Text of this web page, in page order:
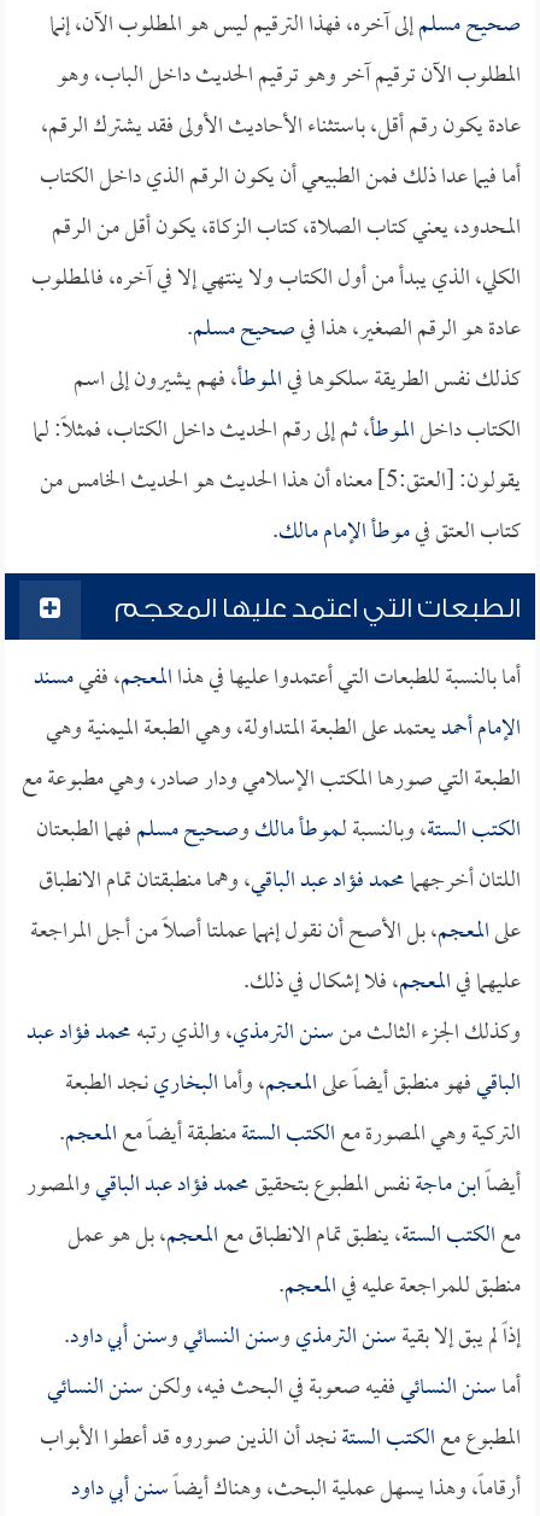
صحيح مسلمإلى آخره، فهذا الترقيم ليس هو المطلوب الآن، إنما
المطلوب الآن ترقيم آخر وهو ترقيم الحديث داخل الباب، وهو
عادة يكون رقم أقل، باستثناء الأحاديث الأولى فقد يشترك الرقم،
أما فيما عدا ذلك فمن الطبيعي أن يكون الرقم الذي داخل الكتاب
المحدود، يعني كتاب الصلاة، كتاب الزكاة، يكون أقل من الرقم
الكلي، الذي يبدأ من أول الكتاب ولا ينتهي إلا في آخره، فالمطلوب
عادة هو الرقم الصغير، هذا فيصحيح مسلم.
كذلك نفس الطريقة سلكوها فيالموطأ، فهم يشيرون إلى اسم
الكتاب داخلالموطأ، ثم إلى رقم الحديث داخل الكتاب، فمثلاً: لما
يقولون: [العتق:5] معناه أن هذا الحديث هو الحديث الخامس من
كتاب العتق فيموطأ الإمام مالك.
الطبعات التي اعتمد عليها المعجم
أما بالنسبة للطبعات التي أعتمدوا عليها في هذاالمعجم، ففيمسند
الإمام أحمديعتمد على الطبعة المتداولة، وهي الطبعة الميمنية وهي
الطبعة التي صورها المكتب الإسلامي ودار صادر، وهي مطبوعة مع
الكتب الستة، وبالنسبة لـموطأ مالكوصحيح مسلمفهما الطبعتان
اللتان أخرجهمامحمد فؤاد عبد الباقي، وهما منطبقتان تمام الانطباق
علىالمعجم، بل الأصح أن نقول إنهما عملتا أصلاً من أجل المراجعة
عليهما فيالمعجم، فلا إشكال في ذلك.
وكذلك الجزء الثالث منسنن الترمذي، والذي رتبهمحمد فؤاد عبد
الباقيفهو منطبق أيضاً علىالمعجم، وأماالبخارينجد الطبعة
التركية وهي المصورة معالكتب الستةمنطبقة أيضاً معالمعجم.
أيضاًابن ماجةنفس المطبوع بتحقيقمحمد فؤاد عبد الباقيوالمصور
معالكتب الستة، ينطبق تمام الانطباق معالمعجم، بل هو عمل
منطبق للمراجعة عليه فيالمعجم.
إذاً لم يبق إلا بقيةسنن الترمذيوسنن النسائيوسنن أبي داود.
أماسنن النسائيففيه صعوبة في البحث فيه، ولكنسنن النسائي
المطبوع معالكتب الستةنجد أن الذين صوروه قد أعطوا الأبواب
أرقاماً، وهذا يسهل عملية البحث، وهناك أيضاًسنن أبي داود